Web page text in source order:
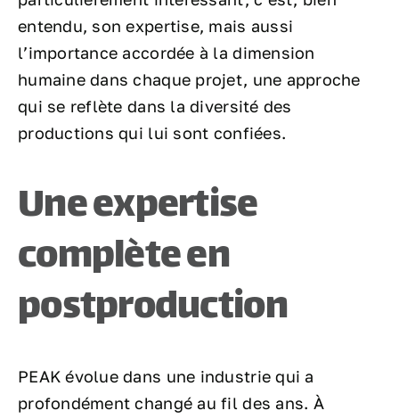
entendu, son expertise, mais aussi
l’importance accordée à la dimension
humaine dans chaque projet, une approche
qui se reflète dans la diversité des
productions qui lui sont confiées.
Une expertise
complète en
postproduction
PEAK évolue dans une industrie qui a
profondément changé au fil des ans. À